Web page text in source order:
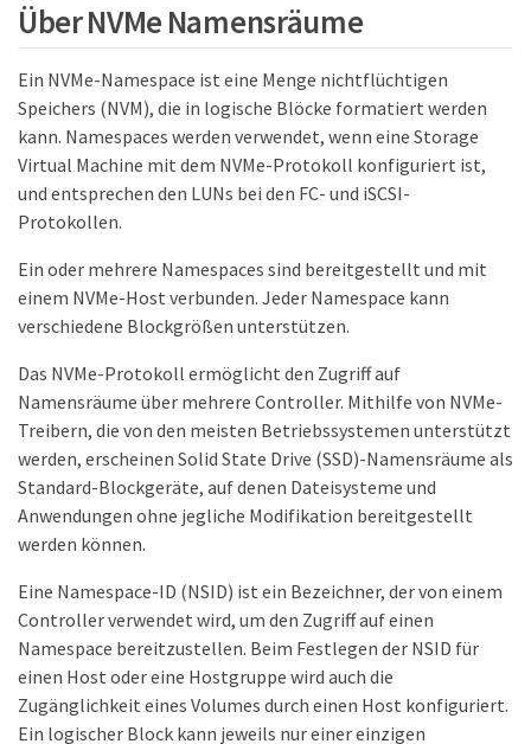
Über NVMe Namensräume
Ein NVMe-Namespace ist eine Menge nichtflüchtigen
Speichers (NVM), die in logische Blöcke formatiert werden
kann. Namespaces werden verwendet, wenn eine Storage
Virtual Machine mit dem NVMe-Protokoll konfiguriert ist,
und entsprechen den LUNs bei den FC- und iSCSI-
Protokollen.
Ein oder mehrere Namespaces sind bereitgestellt und mit
einem NVMe-Host verbunden. Jeder Namespace kann
verschiedene Blockgrößen unterstützen.
Das NVMe-Protokoll ermöglicht den Zugriff auf
Namensräume über mehrere Controller. Mithilfe von NVMe-
Treibern, die von den meisten Betriebssystemen unterstützt
werden, erscheinen Solid State Drive (SSD)-Namensräume als
Standard-Blockgeräte, auf denen Dateisysteme und
Anwendungen ohne jegliche Modifikation bereitgestellt
werden können.
Eine Namespace-ID (NSID) ist ein Bezeichner, der von einem
Controller verwendet wird, um den Zugriff auf einen
Namespace bereitzustellen. Beim Festlegen der NSID für
einen Host oder eine Hostgruppe wird auch die
Zugänglichkeit eines Volumes durch einen Host konfiguriert.
Ein logischer Block kann jeweils nur einer einzigen